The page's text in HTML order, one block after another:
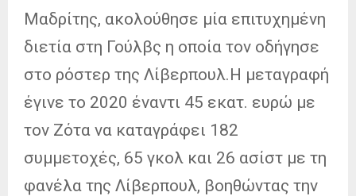
Μαδρίτης, ακολούθησε μία επιτυχημένη
διετία στη Γούλβς η οποία τον οδήγησε
στο ρόστερ της Λίβερπουλ.Η μεταγραφή
έγινε το 2020 έναντι 45 εκατ. ευρώ με
τον Ζότα να καταγράφει 182
συμμετοχές, 65 γκολ και 26 ασίστ με τη
φανέλα της Λίβερπουλ, βοηθώντας την